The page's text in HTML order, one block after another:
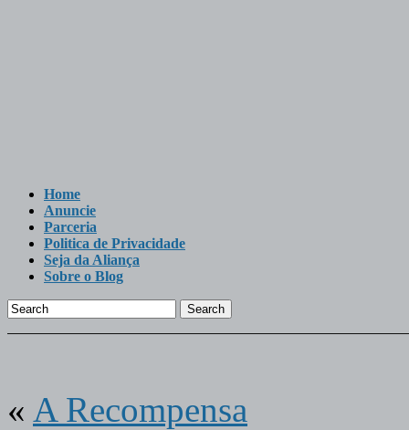
Home
Anuncie
Parceria
Politica de Privacidade
Seja da Aliança
Sobre o Blog
Search
« A Recompensa